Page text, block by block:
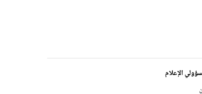
الإعلام